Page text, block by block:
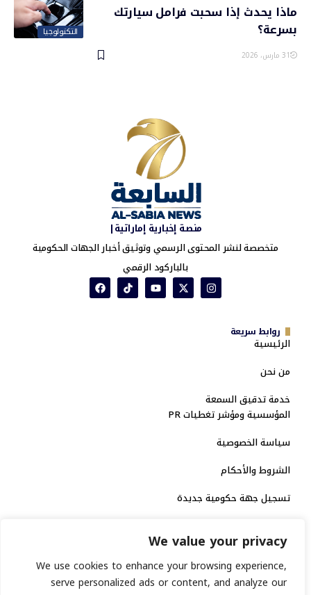
We value your privacy
We use cookies to enhance your browsing experience,
serve personalized ads or content, and analyze our
التكنولوجيا
ماذا يحدث إذا سحبت فرامل سيارتك
بسرعة؟
31 مارس، 2026
منصة إخبارية إماراتية|
متخصصة لنشر المحتوى الرسمي وتوثيق أخبار الجهات الحكومية
بالباركود الرقمي
روابط سريعة
الرئيسية
من نحن
خدمة تدقيق السمعة
المؤسسية ومؤشر تغطيات PR
سياسة الخصوصية
الشروط والأحكام
تسجيل جهة حكومية جديدة
منصة إخبارية مرخصة